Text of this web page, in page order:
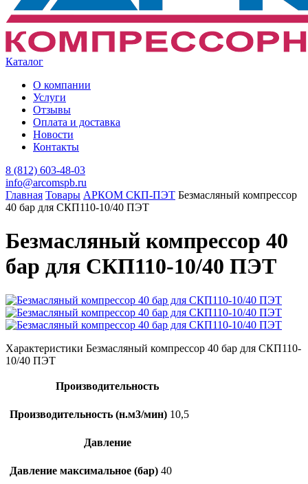
Каталог
О компании
Услуги
Отзывы
Оплата и доставка
Новости
Контакты
8 (812) 603-48-03
info@arcomspb.ru
Главная Товары АРКОМ СКП-ПЭТ Безмасляный компрессор
40 бар для СКП110-10/40 ПЭТ
Безмасляный компрессор 40
бар для СКП110-10/40 ПЭТ
Характеристики Безмасляный компрессор 40 бар для СКП110-
10/40 ПЭТ
Производительность
Производительность (н.м3/мин) 10,5
Давление
Давление максимальное (бар) 40